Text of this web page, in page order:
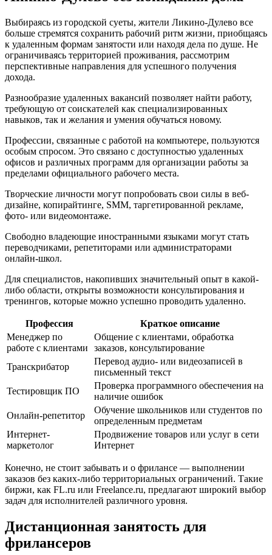
Выбираясь из городской суеты, жители Ликино-Дулево все
больше стремятся сохранить рабочий ритм жизни, приобщаясь
к удаленным формам занятости или находя дела по душе. Не
ограничиваясь территорией проживания, рассмотрим
перспективные направления для успешного получения
дохода.
Разнообразие удаленных вакансий позволяет найти работу,
требующую от соискателей как специализированных
навыков, так и желания и умения обучаться новому.
Профессии, связанные с работой на компьютере, пользуются
особым спросом. Это связано с доступностью удаленных
офисов и различных программ для организации работы за
пределами официального рабочего места.
Творческие личности могут попробовать свои силы в веб-
дизайне, копирайтинге, SMM, таргетированной рекламе,
фото- или видеомонтаже.
Свободно владеющие иностранными языками могут стать
переводчиками, репетиторами или администраторами
онлайн-школ.
Для специалистов, накопивших значительный опыт в какой-
либо области, открыты возможности консультирования и
тренингов, которые можно успешно проводить удаленно.
Профессия
Краткое описание
Менеджер по
работе с клиентами
Общение с клиентами, обработка
заказов, консультирование
Транскрибатор
Перевод аудио- или видеозаписей в
письменный текст
Тестировщик ПО
Проверка программного обеспечения на
наличие ошибок
Онлайн-репетитор
Обучение школьников или студентов по
определенным предметам
Интернет-
маркетолог
Продвижение товаров или услуг в сети
Интернет
Конечно, не стоит забывать и о фрилансе — выполнении
заказов без каких-либо территориальных ограничений. Такие
биржи, как FL.ru или Freelance.ru, предлагают широкий выбор
задач для исполнителей различного уровня.
Дистанционная занятость для
фрилансеров